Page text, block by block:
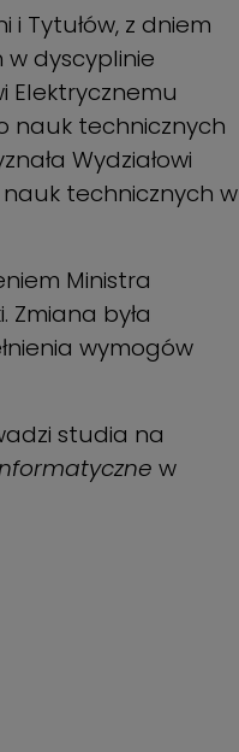
Tytułów, z dniem
dyscyplinie
Elektrycznemu
nauk technicznych
Wydziałowi
technicznych w
Ministra
Zmiana była
wymogów
studia na
w